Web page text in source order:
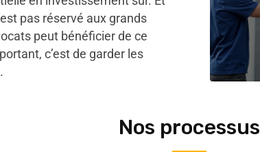
pas réservé aux grands
peut bénéficier de ce
c’est de garder les
Nos processus